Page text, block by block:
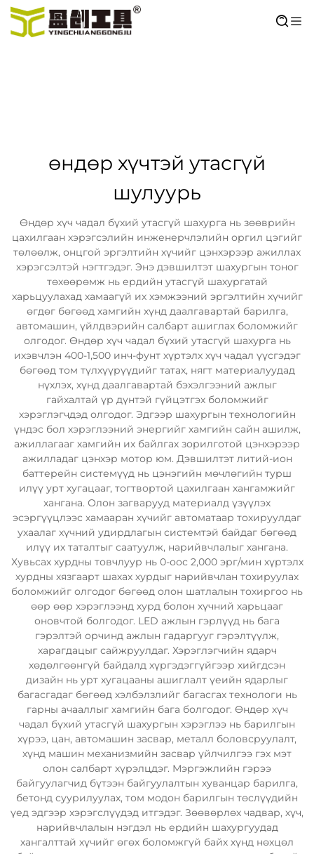
өндөр хүчтэй утасгүй
шулуурь
Өндөр хүч чадал бүхий утасгүй шахурга нь зөөврийн
цахилгаан хэрэгсэлийн инженерчлэлийн оргил цэгийг
төлөөлж, онцгой эргэлтийн хүчийг цэнхэрээр ажиллах
хэрэгсэлтэй нэгтгэдэг. Энэ дэвшилтэт шахургын тоног
төхөөрөмж нь ердийн утасгүй шахургатай
харьцуулахад хамаагүй их хэмжээний эргэлтийн хүчийг
өгдөг бөгөөд хамгийн хүнд даалгавартай барилга,
автомашин, үйлдвэрийн салбарт ашиглах боломжийг
олгодог. Өндөр хүч чадал бүхий утасгүй шахурга нь
ихэвчлэн 400-1,500 инч-фунт хүртэлх хүч чадал үүсгэдэг
бөгөөд том түлхүүрүүдийг татах, нягт материалуудад
нүхлэх, хүнд даалгавартай бэхэлгээний ажлыг
гайхалтай үр дүнтэй гүйцэтгэх боломжийг
хэрэглэгчдэд олгодог. Эдгээр шахургын технологийн
үндэс бол хэрэглээний энергийг хамгийн сайн ашилж,
ажиллагааг хамгийн их байлгах зорилготой цэнхэрээр
ажилладаг цэнхэр мотор юм. Дэвшилтэт литий-ион
баттерейн системүүд нь цэнэгийн мөчлөгийн турш
илүү урт хугацааг, тогтвортой цахилгаан хангамжийг
хангана. Олон загварууд материалд үзүүлэх
эсэргүүцлээс хамааран хүчийг автоматаар тохируулдаг
ухаалаг хүчний удирдлагын системтэй байдаг бөгөөд
илүү их таталтыг саатуулж, нарийвчлалыг хангана.
Хувьсах хурдны товчлуур нь 0-оос 2,000 эрг/мин хүртэлх
хурдны хязгаарт шахах хурдыг нарийвчлан тохируулах
боломжийг олгодог бөгөөд олон шатлалын тохиргоо нь
өөр өөр хэрэглээнд хурд болон хүчний харьцааг
оновчтой болгодог. LED ажлын гэрлүүд нь бага
гэрэлтэй орчинд ажлын гадаргууг гэрэлтүүлж,
харагдацыг сайжруулдаг. Хэрэглэгчийн ядарч
хөдөлгөөнгүй байдалд хүргэдэггүйгээр хийгдсэн
дизайн нь урт хугацааны ашиглалт үеийн ядарлыг
багасгадаг бөгөөд хэлбэлзлийг багасгах технологи нь
гарны ачааллыг хамгийн бага болгодог. Өндөр хүч
чадал бүхий утасгүй шахургын хэрэглээ нь барилгын
хүрээ, цан, автомашин засвар, металл боловсруулалт,
хүнд машин механизмийн засвар үйлчилгээ гэх мэт
олон салбарт хүрэлцдэг. Мэргэжлийн гэрээ
байгуулагчид бүтээн байгуулалтын хуванцар барилга,
бетонд суурилуулах, том модон барилгын төслүүдийн
үед эдгээр хэрэгслүүдэд итгэдэг. Зөөвөрлөх чадвар, хүч,
нарийвчлалын нэгдэл нь ердийн шахургуудад
хангалттай хүчийг өгөх боломжгүй байх хүнд нөхцөл